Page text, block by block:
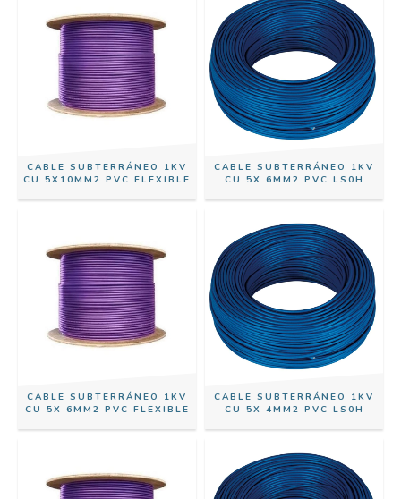
CABLE SUBTERRÁNEO 1KV
CU 5X10MM2 PVC FLEXIBLE
CABLE SUBTERRÁNEO 1KV
CU 5X 6MM2 PVC LS0H
CABLE SUBTERRÁNEO 1KV
CU 5X 6MM2 PVC FLEXIBLE
CABLE SUBTERRÁNEO 1KV
CU 5X 4MM2 PVC LS0H